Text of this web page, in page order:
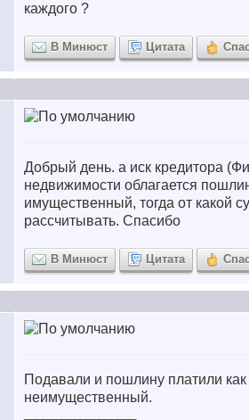
каждого ?
В Минюст Цитата
Добрый день. а иск кредитора
недвижимости облагается
имущественный, тогда от какой
рассчитывать. Спасибо
В Минюст Цитата
Подавали и пошлину платили как
неимущественный.